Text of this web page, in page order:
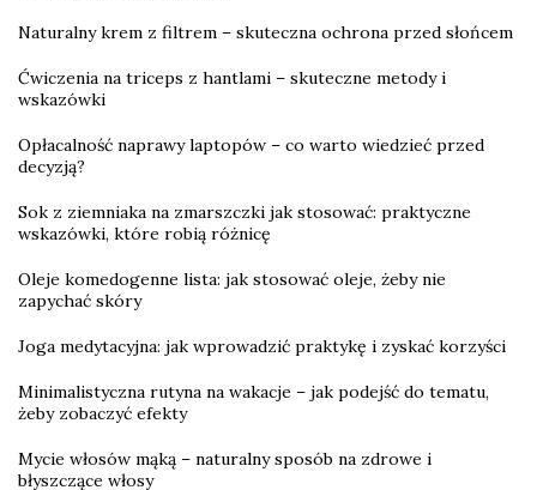
Naturalny krem z filtrem – skuteczna ochrona przed słońcem
Ćwiczenia na triceps z hantlami – skuteczne metody i
wskazówki
Opłacalność naprawy laptopów – co warto wiedzieć przed
decyzją?
Sok z ziemniaka na zmarszczki jak stosować: praktyczne
wskazówki, które robią różnicę
Oleje komedogenne lista: jak stosować oleje, żeby nie
zapychać skóry
Joga medytacyjna: jak wprowadzić praktykę i zyskać korzyści
Minimalistyczna rutyna na wakacje – jak podejść do tematu,
żeby zobaczyć efekty
Mycie włosów mąką – naturalny sposób na zdrowe i
błyszczące włosy